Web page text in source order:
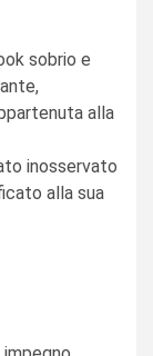
sobrio e
alla
inosservato
alla sua